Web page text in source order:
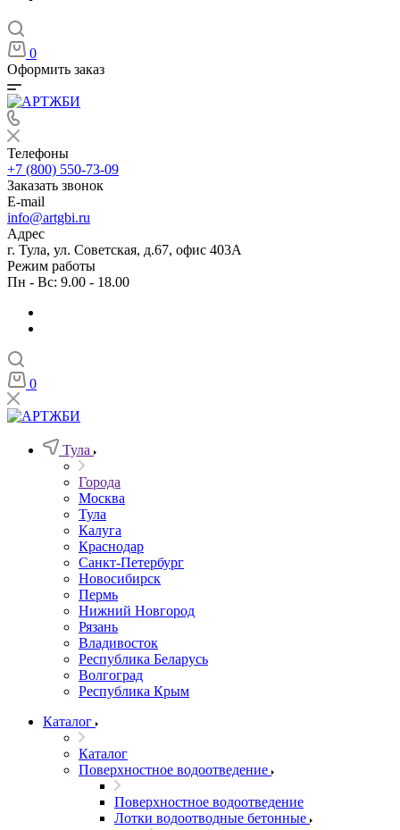
0
Оформить заказ
Телефоны
+7 (800) 550-73-09
Заказать звонок
E-mail
info@artgbi.ru
Адрес
г. Тула, ул. Советская, д.67, офис 403А
Режим работы
Пн - Вс: 9.00 - 18.00
0
Тула
Города
Москва
Тула
Калуга
Краснодар
Санкт-Петербург
Новосибирск
Пермь
Нижний Новгород
Рязань
Владивосток
Республика Беларусь
Волгоград
Республика Крым
Каталог
Каталог
Поверхностное водоотведение
Поверхностное водоотведение
Лотки водоотводные бетонные